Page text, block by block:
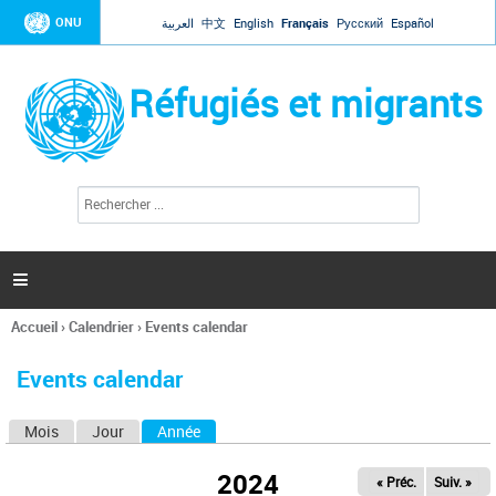
Jump to navigation
ONU العربية 中文 English Français Русский Español
Réfugiés et migrants
l
c
h
e

Vous
ici
Accueil›Calendrier› Events calendar
Events calendar
Mois Jour Année
2024 « Préc. Suiv. »